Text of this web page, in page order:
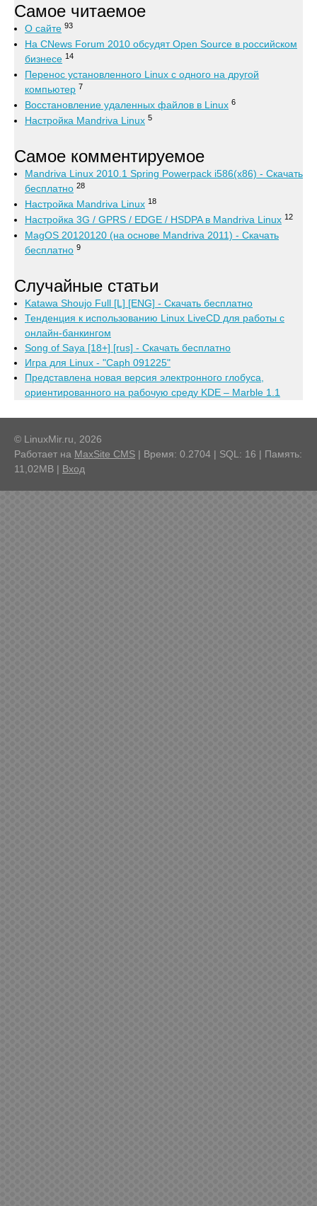
Самое читаемое
О сайте 93
На CNews Forum 2010 обсудят Open Source в российском
бизнесе 14
Перенос установленного Linux с одного на другой
компьютер 7
Восстановление удаленных файлов в Linux 6
Настройка Mandriva Linux 5
Самое комментируемое
Mandriva Linux 2010.1 Spring Powerpack i586(x86) - Скачать
бесплатно 28
Настройка Mandriva Linux 18
Настройка 3G / GPRS / EDGE / HSDPA в Mandriva Linux 12
MagOS 20120120 (на основе Mandriva 2011) - Скачать
бесплатно 9
Случайные статьи
Katawa Shoujo Full [L] [ENG] - Скачать бесплатно
Тенденция к использованию Linux LiveCD для работы с
онлайн-банкингом
Song of Saya [18+] [rus] - Скачать бесплатно
Игра для Linux - "Caph 091225"
Представлена новая версия электронного глобуса,
ориентированного на рабочую среду KDE – Marble 1.1
© LinuxMir.ru, 2026
Работает на MaxSite CMS | Время: 0.2704 | SQL: 16 | Память:
11,02MB | Вход